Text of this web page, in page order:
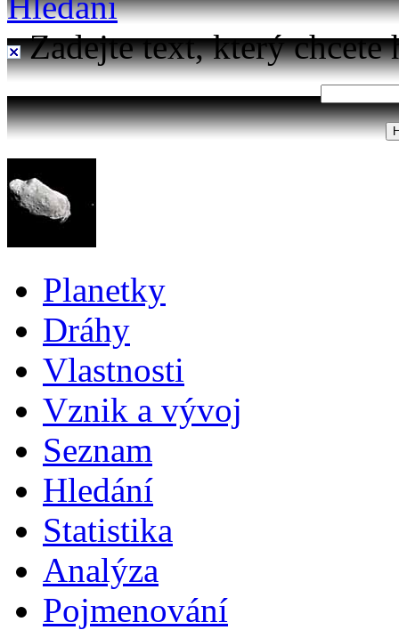
Zadejte text, který chcete
Planetky
Dráhy
Vlastnosti
Vznik a vývoj
Seznam
Hledání
Statistika
Analýza
Pojmenování